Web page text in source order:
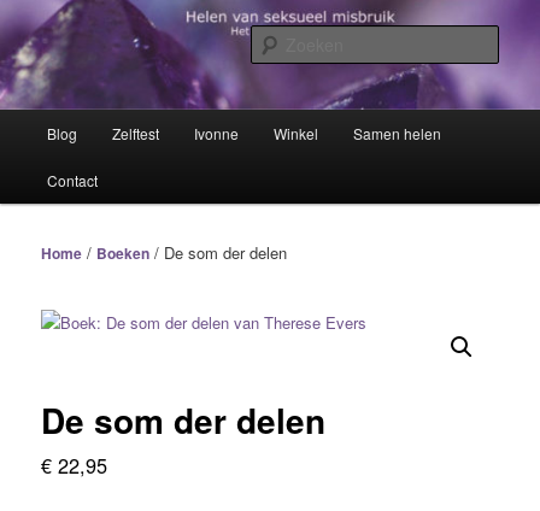
Spring
naar
de
primaire
inhoudHelen van seksueel misbruik
Het trauma voorbij!
Blog Zelftest Ivonne Winkel Samen helen
Contact
Home / Boeken / De som der delen
De som der delen
€ 22,95